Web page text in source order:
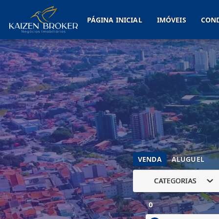
PÁGINA INICIAL IMÓVEIS
VENDA ALUGUEL
CATEGORIAS
0